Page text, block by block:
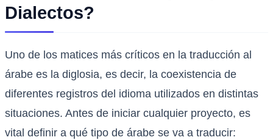
Dialectos?
Uno de los matices más críticos en la traducción al
árabe es la diglosia, es decir, la coexistencia de
diferentes registros del idioma utilizados en distintas
situaciones. Antes de iniciar cualquier proyecto, es
vital definir a qué tipo de árabe se va a traducir: